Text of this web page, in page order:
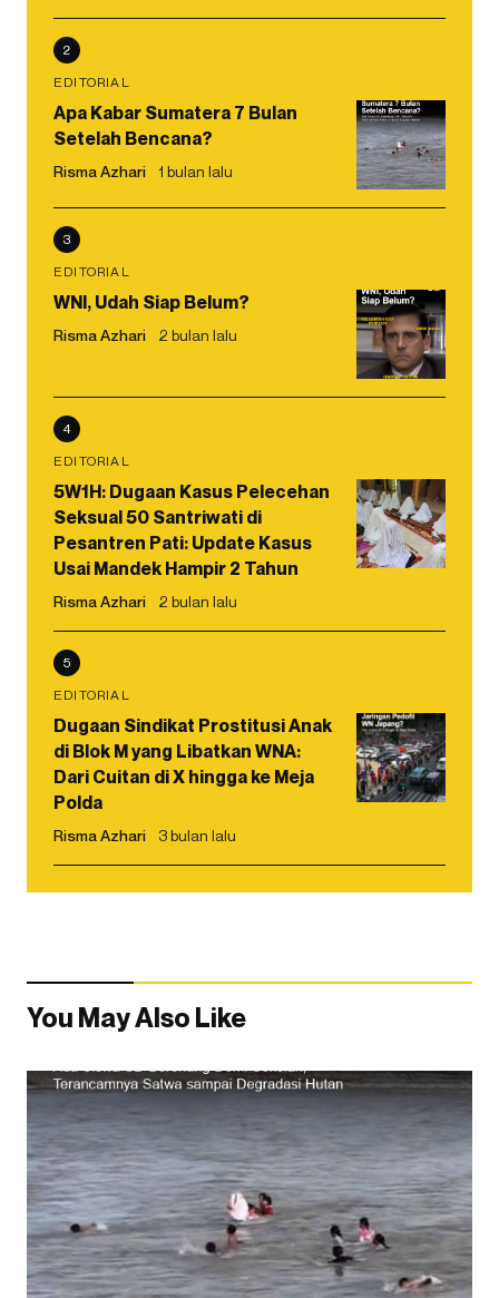
2
EDITORIAL
Apa Kabar Sumatera 7 Bulan
Setelah Bencana?
Risma Azhari 1 bulan lalu
3
EDITORIAL
WNI, Udah Siap Belum?
Risma Azhari 2 bulan lalu
4
EDITORIAL
5W1H: Dugaan Kasus Pelecehan
Seksual 50 Santriwati di
Pesantren Pati: Update Kasus
Usai Mandek Hampir 2 Tahun
Risma Azhari 2 bulan lalu
5
EDITORIAL
Dugaan Sindikat Prostitusi Anak
di Blok M yang Libatkan WNA:
Dari Cuitan di X hingga ke Meja
Polda
Risma Azhari 3 bulan lalu
You May Also Like